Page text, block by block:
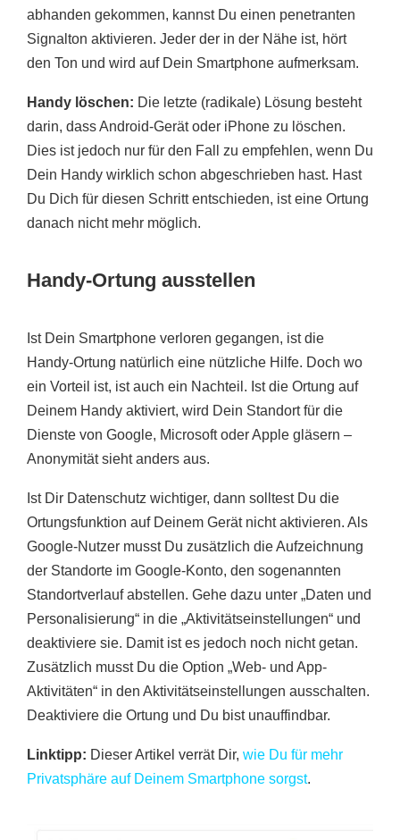
abhanden gekommen, kannst Du einen penetranten
Signalton aktivieren. Jeder der in der Nähe ist, hört
den Ton und wird auf Dein Smartphone aufmerksam.
Handy löschen: Die letzte (radikale) Lösung besteht
darin, dass Android-Gerät oder iPhone zu löschen.
Dies ist jedoch nur für den Fall zu empfehlen, wenn Du
Dein Handy wirklich schon abgeschrieben hast. Hast
Du Dich für diesen Schritt entschieden, ist eine Ortung
danach nicht mehr möglich.
Handy-Ortung ausstellen
Ist Dein Smartphone verloren gegangen, ist die
Handy-Ortung natürlich eine nützliche Hilfe. Doch wo
ein Vorteil ist, ist auch ein Nachteil. Ist die Ortung auf
Deinem Handy aktiviert, wird Dein Standort für die
Dienste von Google, Microsoft oder Apple gläsern –
Anonymität sieht anders aus.
Ist Dir Datenschutz wichtiger, dann solltest Du die
Ortungsfunktion auf Deinem Gerät nicht aktivieren. Als
Google-Nutzer musst Du zusätzlich die Aufzeichnung
der Standorte im Google-Konto, den sogenannten
Standortverlauf abstellen. Gehe dazu unter „Daten und
Personalisierung“ in die „Aktivitätseinstellungen“ und
deaktiviere sie. Damit ist es jedoch noch nicht getan.
Zusätzlich musst Du die Option „Web- und App-
Aktivitäten“ in den Aktivitätseinstellungen ausschalten.
Deaktiviere die Ortung und Du bist unauffindbar.
Linktipp: Dieser Artikel verrät Dir, wie Du für mehr
Privatsphäre auf Deinem Smartphone sorgst.